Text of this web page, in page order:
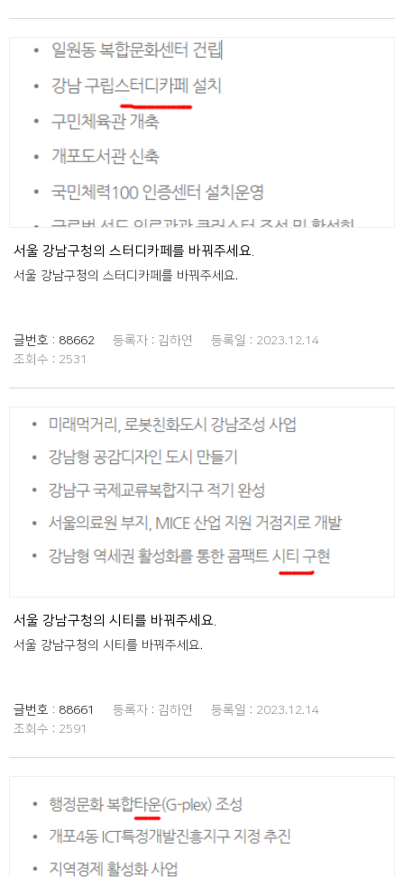
서울 강남구청의 스터디카페를 바꿔주세요.
서울 강남구청의 스터디카페를 바꿔주세요.
글번호 : 88662 등록자 : 김하연 등록일 : 2023.12.14
조회수 : 2531
서울 강남구청의 시티를 바꿔주세요.
서울 강남구청의 시티를 바꿔주세요.
글번호 : 88661 등록자 : 김하연 등록일 : 2023.12.14
조회수 : 2591